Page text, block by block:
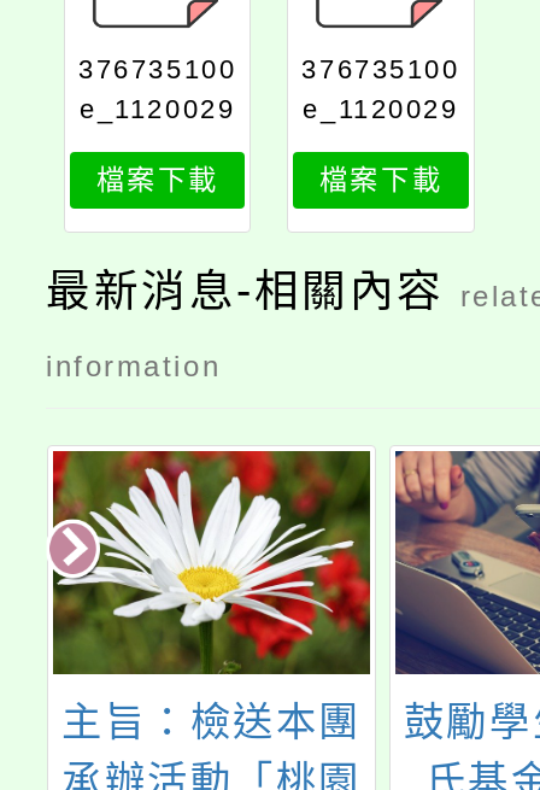
376735100
e_1120029
890_print
檔案下載
376735100
e_1120029
890_attach
1
檔案下載
最新消息-相關內容
information
鼓勵學生參與董
氏基金會主辦
主旨
民國